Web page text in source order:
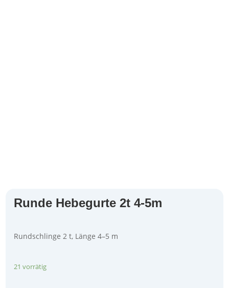
Runde Hebegurte 2t 4-5m
Rundschlinge 2 t, Länge 4–5 m
21 vorrätig